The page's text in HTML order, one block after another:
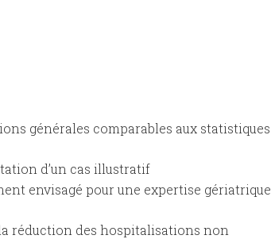
générales comparables aux statistiques
d’un cas illustratif
envisagé pour une expertise gériatrique
réduction des hospitalisations non